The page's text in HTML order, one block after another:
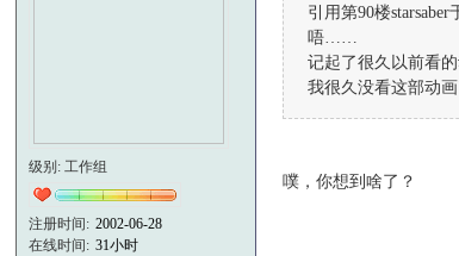
级别: 工作组
注册时间: 2002-06-28
在线时间: 31小时
引用第90楼
唔……
记起了很久以前看的
我很久没看这部动
噗，你想到啥了？